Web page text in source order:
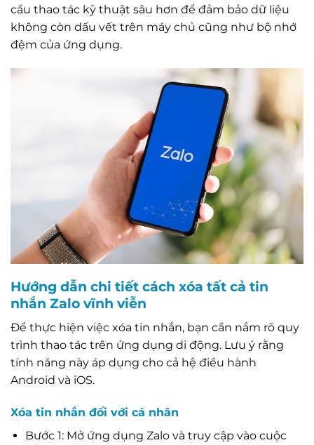
cầu thao tác kỹ thuật sâu hơn để đảm bảo dữ liệu
không còn dấu vết trên máy chủ cũng như bộ nhớ
đệm của ứng dụng.
Hướng dẫn chi tiết cách xóa tất cả tin
nhắn Zalo vĩnh viễn
Để thực hiện việc xóa tin nhắn, bạn cần nắm rõ quy
trình thao tác trên ứng dụng di động. Lưu ý rằng
tính năng này áp dụng cho cả hệ điều hành
Android và iOS.
Xóa tin nhắn đối với cá nhân
Bước 1: Mở ứng dụng Zalo và truy cập vào cuộc